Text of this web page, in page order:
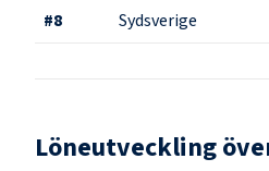
#8 Sydsverige
Löneutveckling